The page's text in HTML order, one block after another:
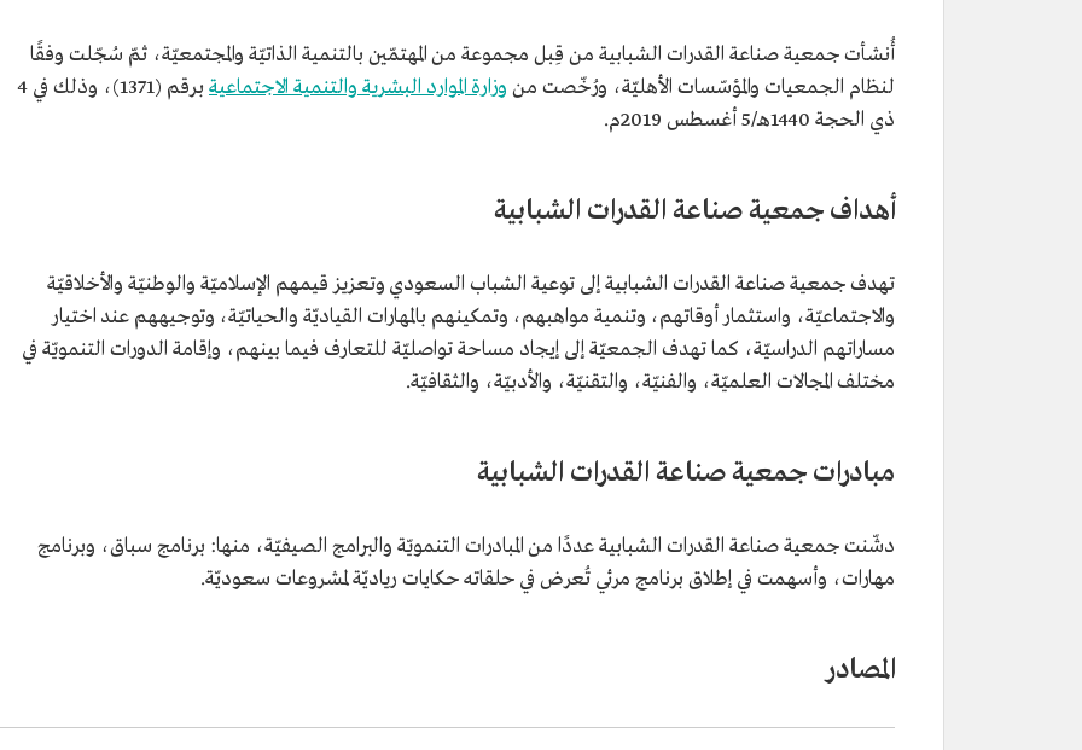
أُنشأت جمعية صناعة القدرات الشبابية من قِبل مجموعة من المهتمّين بالتنمية الذاتيّة والمجتمعيّة، ثمّ سُجّلت وفقًا
لنظام الجمعيات والمؤسّسات الأهليّة، ورُخّصت من وزارة الموارد البشرية والتنمية الاجتماعية
برقم (1371)، وذلك في 4
ذي الحجة 1440هـ/5 أغسطس 2019م.
أهداف جمعية صناعة القدرات الشبابية
تهدف جمعية صناعة القدرات الشبابية إلى توعية الشباب السعودي وتعزيز قيمهم الإسلاميّة والوطنيّة والأخلاقيّة
والاجتماعيّة، واستثمار أوقاتهم، وتنمية مواهبهم، وتمكينهم بالمهارات القياديّة والحياتيّة، وتوجيههم عند اختيار
مساراتهم الدراسيّة، كما تهدف الجمعيّة إلى إيجاد مساحة تواصليّة للتعارف فيما بينهم، وإقامة الدورات التنمويّة في
مختلف المجالات العلميّة، والفنيّة، والتقنيّة، والأدبيّة، والثقافيّة.
مبادرات جمعية صناعة القدرات الشبابية
دشّنت جمعية صناعة القدرات الشبابية عددًا من المبادرات التنمويّة والبرامج الصيفيّة، منها: برنامج سباق، وبرنامج
مهارات، وأسهمت في إطلاق برنامج مرئي تُعرض في حلقاته حكايات رياديّة لمشروعات سعوديّة.
المصادر